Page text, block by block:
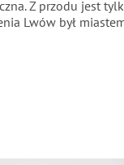
Z przodu jest
Lwów był